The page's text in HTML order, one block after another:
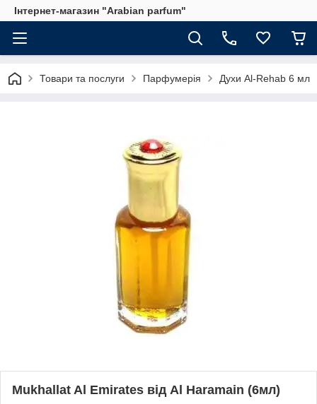
Інтернет-магазин "Arabian parfum"
Товари та послуги Парфумерія Духи Al-Rehab 6 мл
Mukhallat Al Emirates від Al Haramain (6мл)